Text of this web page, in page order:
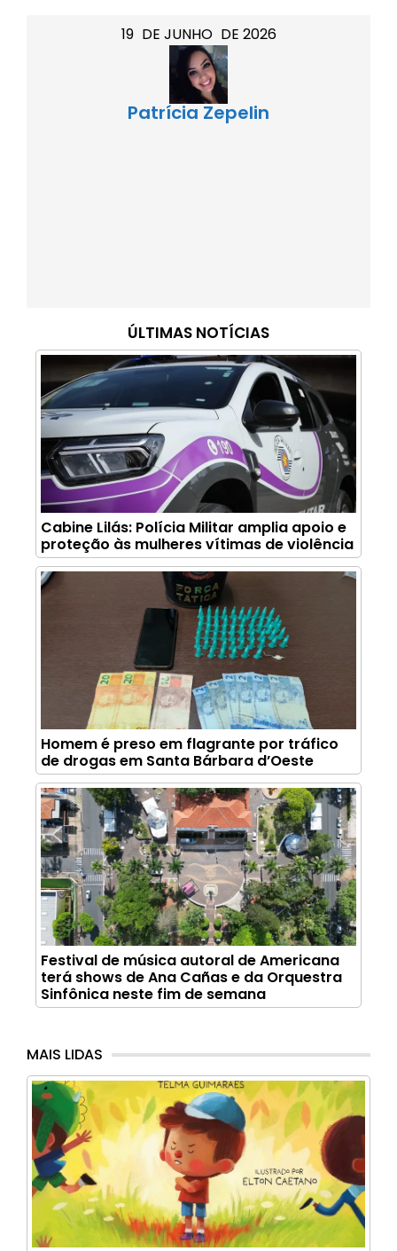
19 DE JUNHO DE 2026
Patrícia Zepelin
ÚLTIMAS NOTÍCIAS
Cabine Lilás: Polícia Militar amplia apoio e
proteção às mulheres vítimas de violência
Homem é preso em flagrante por tráfico
de drogas em Santa Bárbara d’Oeste
Festival de música autoral de Americana
terá shows de Ana Cañas e da Orquestra
Sinfônica neste fim de semana
MAIS LIDAS